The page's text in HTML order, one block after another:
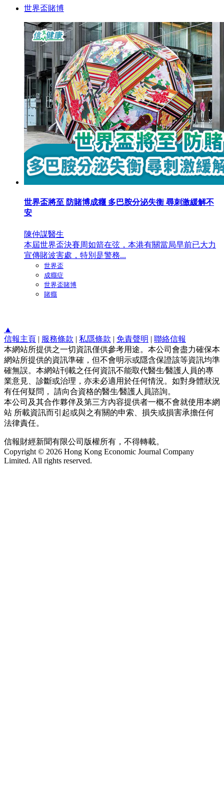
世界盃賭博
世界盃將至 防賭博成癮 多巴胺分泌失衡 尋刺激緩解不
安
陳仲謀醫生
本屆世界盃決賽周如箭在弦，本港有關當局早前已大力
宣傳賭波害處，特別是警務...
世界盃
成癮症
世界盃賭博
賭癮
▲
信報主頁 | 服務條款 | 私隱條款 | 免責聲明 | 聯絡信報
本網站所提供之一切資訊僅供參考用途。本公司會盡力確保本
網站所提供的資訊準確，但不會明示或隱含保證該等資訊均準
確無誤。本網站刊載之任何資訊不能取代醫生∕醫護人員的專
業意見、診斷或治理，亦未必適用於任何情況。如對身體狀況
有任何疑問， 請向合資格的醫生∕醫護人員諮詢。
本公司及其合作夥伴及第三方內容提供者一概不會就使用本網
站 所載資訊而引起或與之有關的申索、損失或損害承擔任何
法律責任。
信報財經新聞有限公司版權所有，不得轉載。
Copyright © 2026 Hong Kong Economic Journal Company
Limited. All rights reserved.